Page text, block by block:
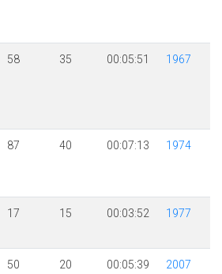
58 35 00:05:51 1967
87 40 00:07:13 1974
17 15 00:03:52 1977
50 20 00:05:39 2007